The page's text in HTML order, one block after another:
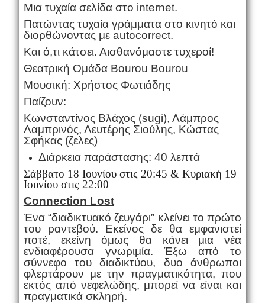
Μια τυχαία σελίδα στο internet.
Πατώντας τυχαία γράμματα στο κινητό και
διορθώνοντας με autocorrect.
Και ό,τι κάτσει. Αισθανόμαστε τυχεροί!
Θεατρική Ομάδα Bourou Bourou
Μουσική: Χρήστος Φωτιάδης
Παίζουν:
Κωνσταντίνος Βλάχος (sugi), Λάμπρος
Λαμπρινός, Λευτέρης Σιούλης, Κώστας
Σφήκας (ζελες)
Διάρκεια παράστασης: 40 λεπτά
Σάββατο 18 Ιουνίου στις 20:45 & Κυριακή 19
Ιουνίου στις 22:00
Connection Lost
Ένα “διαδικτυακό ζευγάρι” κλείνει το πρώτο
του ραντεβού. Εκείνος δε θα εμφανιστεί
ποτέ, εκείνη όμως θα κάνει μια νέα
ενδιαφέρουσα γνωριμία. Έξω από το
σύννεφο του διαδικτύου, δυο άνθρωποι
φλερτάρουν με την πραγματικότητα, που
εκτός από νεφελώδης, μπορεί να είναι και
πραγματικά σκληρή.